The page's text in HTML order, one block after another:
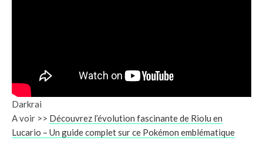
Darkrai
A voir >> Découvrez l’évolution fascinante de Riolu en
Lucario – Un guide complet sur ce Pokémon emblématique